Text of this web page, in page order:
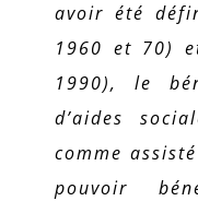
avoir été
1960 et 70)
1990), le
d’aides
comme
pouvoir